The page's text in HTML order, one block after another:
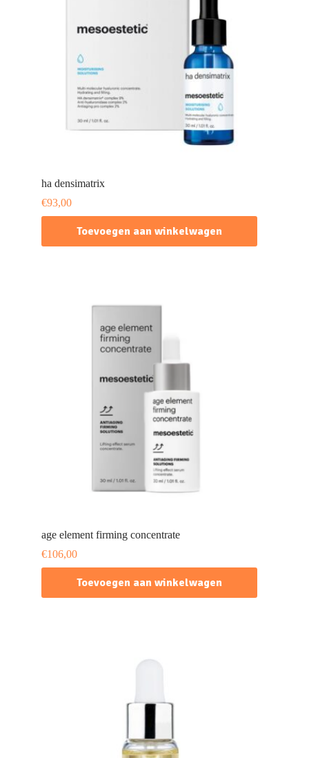
ha densimatrix
€93,00
Toevoegen aan winkelwagen
age element firming concentrate
€106,00
Toevoegen aan winkelwagen